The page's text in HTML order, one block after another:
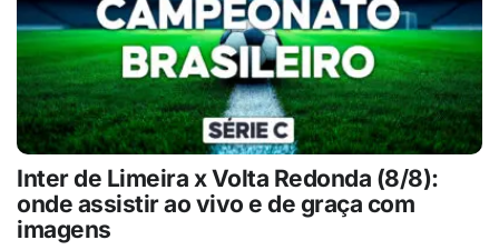
Inter de Limeira x Volta Redonda (8/8):
onde assistir ao vivo e de graça com
imagens